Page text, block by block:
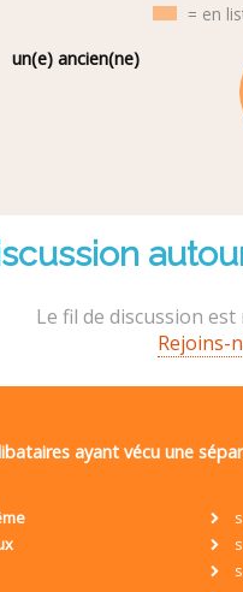
= en
un(e) ancien(ne)
Le fil de discussion
Rejoins-
ayant vécu une